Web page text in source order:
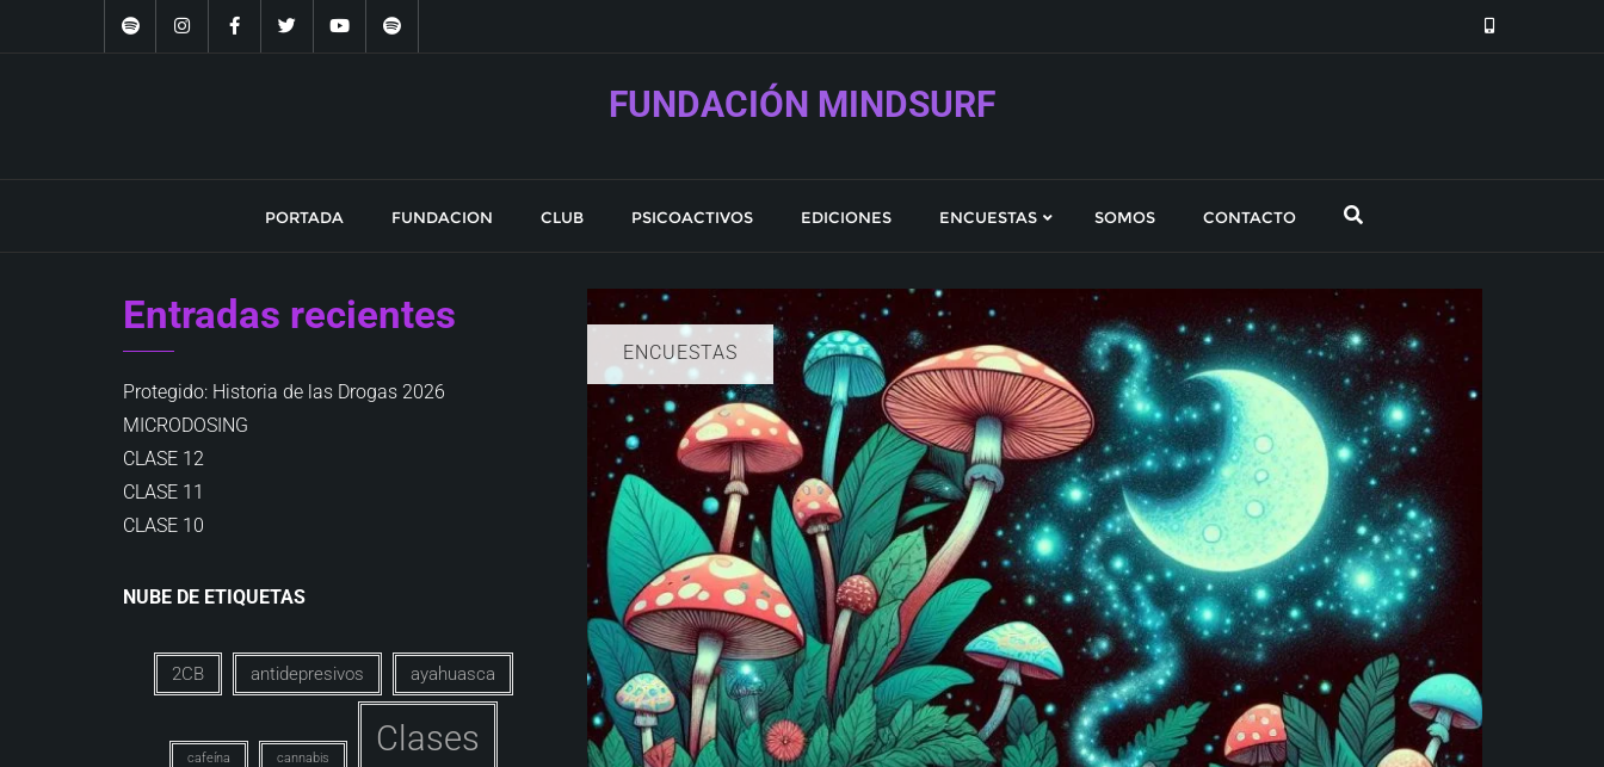
FUNDACIÓN MINDSURF
PORTADA FUNDACION CLUB PSICOACTIVOS EDICIONES ENCUESTAS SOMOS CONTACTO
ENCUESTAS
Entradas recientes
Protegido: Historia de las Drogas 2026
MICRODOSING
CLASE 12
CLASE 11
CLASE 10
NUBE DE ETIQUETAS
2CB antidepresivos ayahuasca
cafeína cannabis
Clases